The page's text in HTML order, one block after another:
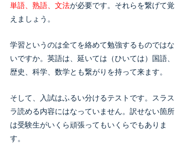
単語、熟語、文法が必要です。それらを繋げて覚
えましょう。
学習というのは全てを絡めて勉強するものではな
いですか。英語は、延いては（ひいては）国語、
歴史、科学、数学とも繋がりを持って来ます。
そして、入試はふるい分けるテストです。スラス
ラ読める内容にはなっていません。訳せない箇所
は受験生がいくら頑張ってもいくらでもありま
す。